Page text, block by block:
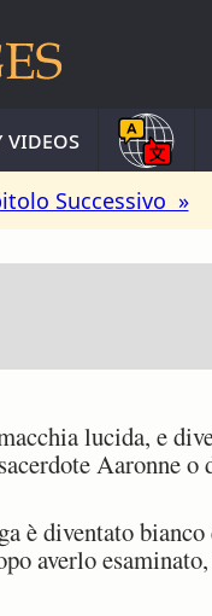
videos
Successivo »
lucida, e
Aaronne o
è diventato bianco
averlo